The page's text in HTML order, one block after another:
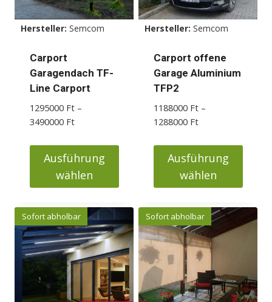
Optionen
können
auf
der
Produktseite
gewählt
werden
Optionen
können
auf
der
Produktseite
gewählt
werden
Hersteller: Semcom
Carport
Garagendach TF-
Line Carport
1295000 Ft –
3490000 FtPreisspanne:
bis
3490000 Ft
Ausführung
wählen
Produkt
weist
mehrere
Varianten
auf.
Die
Hersteller: Semcom
Carport offene
Garage Aluminium
TFP2
1188000 Ft –
1288000 FtPreisspanne:
bis
1288000 Ft
Ausführung
wählen
Produkt
weist
mehrere
Varianten
auf.
Die
Sofort abholbar Sofort abholbar